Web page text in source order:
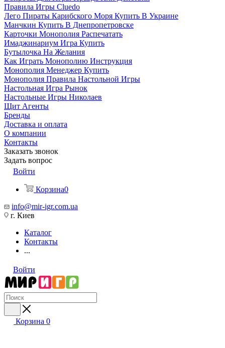
Правила Игры Cluedo
Лего Пираты Карибского Моря Купить В Украине
Манчкин Купить В Днепропетровске
Карточки Монополия Распечатать
Имаджинариум Игра Купить
Бутылочка На Желания
Как Играть Монополию Инструкция
Монополия Менеджер Купить
Монополия Правила Настольной Игры
Настольная Игра Рынок
Настольные Игры Николаев
Щит Агенты
Бренды
Доставка и оплата
О компании
Контакты
Заказать звонок
Задать вопрос
Войти
Корзина0
info@mir-igr.com.ua
г. Киев
Каталог
Контакты
...
Войти
Корзина 0